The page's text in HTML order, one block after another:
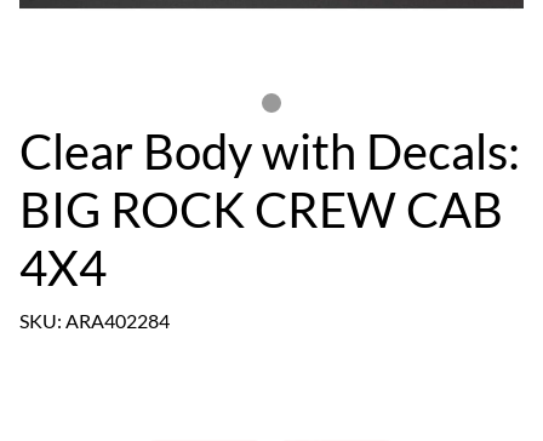
Clear Body with Decals:
BIG ROCK CREW CAB
4X4
SKU: ARA402284